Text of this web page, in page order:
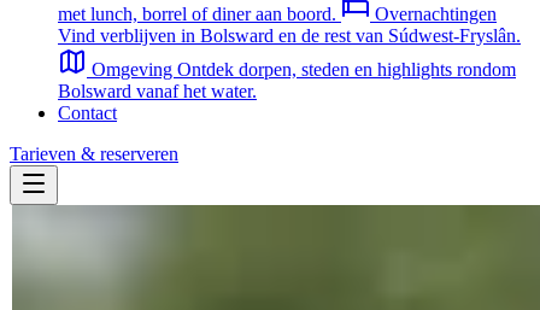
met lunch, borrel of diner aan boord.
Overnachtingen
Vind verblijven in Bolsward en de rest van Súdwest-Fryslân.
Omgeving Ontdek dorpen, steden en highlights rondom
Bolsward vanaf het water.
Contact
Tarieven & reserveren